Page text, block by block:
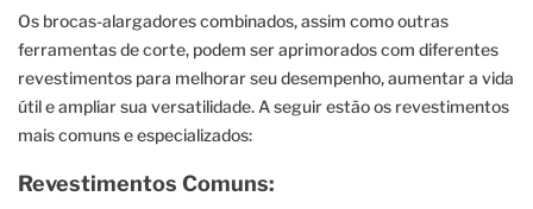
Os brocas-alargadores combinados, assim como outras
ferramentas de corte, podem ser aprimorados com diferentes
revestimentos para melhorar seu desempenho, aumentar a vida
útil e ampliar sua versatilidade. A seguir estão os revestimentos
mais comuns e especializados:
Revestimentos Comuns: